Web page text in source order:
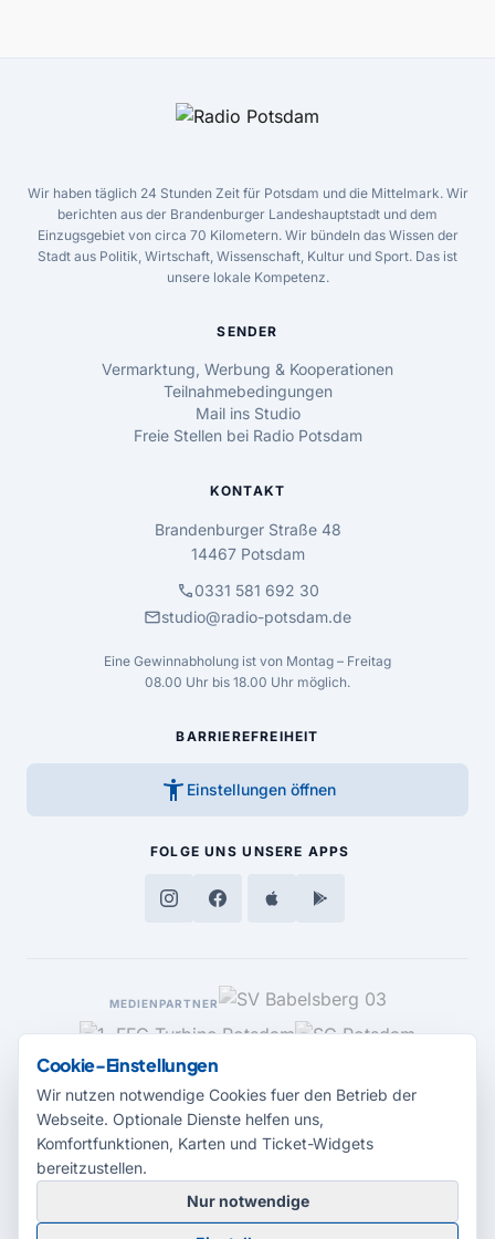
Wir haben täglich 24 Stunden Zeit für Potsdam und die Mittelmark. Wir
berichten aus der Brandenburger Landeshauptstadt und dem
Einzugsgebiet von circa 70 Kilometern. Wir bündeln das Wissen der
Stadt aus Politik, Wirtschaft, Wissenschaft, Kultur und Sport. Das ist
unsere lokale Kompetenz.
SENDER
Vermarktung, Werbung & Kooperationen
Teilnahmebedingungen
Mail ins Studio
Freie Stellen bei Radio Potsdam
KONTAKT
Brandenburger Straße 48
14467 Potsdam
call0331 581 692 30
mailstudio@radio-potsdam.de
Eine Gewinnabholung ist von Montag – Freitag
08.00 Uhr bis 18.00 Uhr möglich.
BARRIEREFREIHEIT
accessibility_new Einstellungen öffnen
FOLGE UNS UNSERE APPS
MEDIENPARTNER
© 2026 Radio Potsdam. Webseite entwickelt durch dieMedienagentur
Cookie-Einstellungen
Wir nutzen notwendige Cookies fuer den Betrieb der
Webseite. Optionale Dienste helfen uns,
Komfortfunktionen, Karten und Ticket-Widgets
bereitzustellen.
Nur notwendige